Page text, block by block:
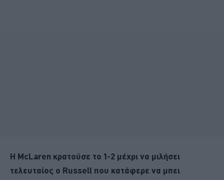
Η McLaren κρατούσε το 1-2 μέχρι να μιλήσει
τελευταίος ο Russell που κατάφερε να μπει